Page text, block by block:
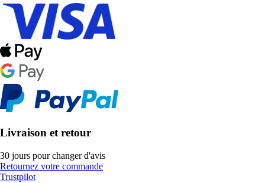
Livraison et retour
30 jours pour changer d'avis
Retournez votre commande
Trustpilot